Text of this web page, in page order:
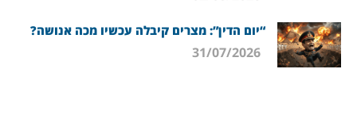
“יום הדין”: מצרים קיבלה עכשיו מכה אנושה?